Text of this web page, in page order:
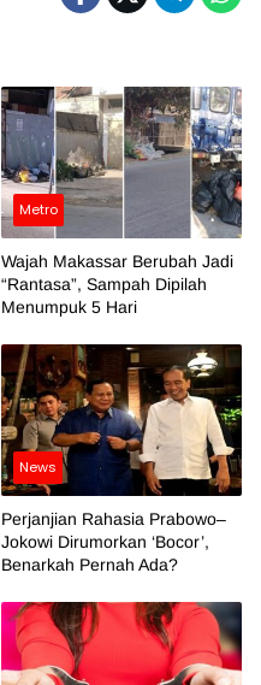
Metro
Wajah Makassar Berubah Jadi
“Rantasa”, Sampah Dipilah
Menumpuk 5 Hari
News
Perjanjian Rahasia Prabowo–
Jokowi Dirumorkan ‘Bocor’,
Benarkah Pernah Ada?